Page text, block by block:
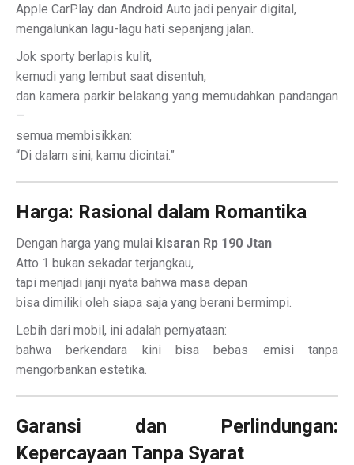
Apple CarPlay dan Android Auto jadi penyair digital,
mengalunkan lagu-lagu hati sepanjang jalan.
Jok sporty berlapis kulit,
kemudi yang lembut saat disentuh,
dan kamera parkir belakang yang memudahkan pandangan
—
semua membisikkan:
“Di dalam sini, kamu dicintai.”
Harga: Rasional dalam Romantika
Dengan harga yang mulai kisaran Rp 190 Jtan
Atto 1 bukan sekadar terjangkau,
tapi menjadi janji nyata bahwa masa depan
bisa dimiliki oleh siapa saja yang berani bermimpi.
Lebih dari mobil, ini adalah pernyataan:
bahwa berkendara kini bisa bebas emisi tanpa
mengorbankan estetika.
Garansi dan Perlindungan:
Kepercayaan Tanpa Syarat